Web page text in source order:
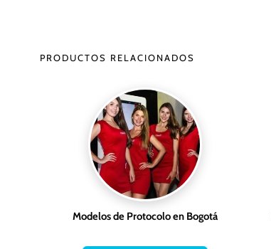
PRODUCTOS RELACIONADOS
Modelos de Protocolo en Bogotá